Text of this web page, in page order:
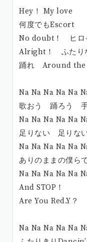
Hey！ My love
何度でもEscort
No doubt！ ヒロ
Alright！ ふたり
踊れ Around
Na Na Na Na Na
歌おう 踊ろう 手
Na Na Na Na Na
足りない 足りな
Na Na Na Na Na
ありのままの僕ら
Na Na Na Na Na
And STOP！
Are You Red.Y？
Na Na Na Na Na